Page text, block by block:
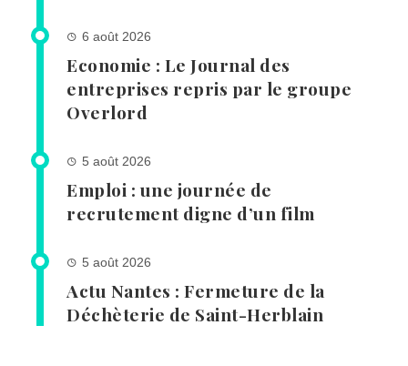
6 août 2026
Economie : Le Journal des
entreprises repris par le groupe
Overlord
5 août 2026
Emploi : une journée de
recrutement digne d’un film
5 août 2026
Actu Nantes : Fermeture de la
Déchèterie de Saint-Herblain